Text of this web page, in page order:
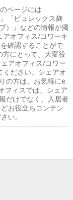
ページには
「ビュレックス麹
）」などの情報が掲
オフィス/コワーキ
確認することがで
にとって、大変役
アオフィス/コワー
ください。シェアオ
の方は、お気軽にe
フィスでは、シェア
だけでなく、入居者
お役立ちコンテン
い。